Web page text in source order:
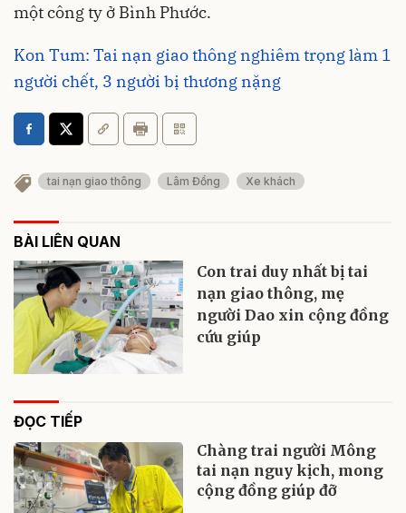
một công ty ở Bình Phước.
Kon Tum: Tai nạn giao thông nghiêm trọng làm 1
người chết, 3 người bị thương nặng
tai nạn giao thông Lâm Đồng Xe khách
BÀI LIÊN QUAN
Con trai duy nhất bị tai
nạn giao thông, mẹ
người Dao xin cộng đồng
cứu giúp
ĐỌC TIẾP
Chàng trai người Mông
tai nạn nguy kịch, mong
cộng đồng giúp đỡ